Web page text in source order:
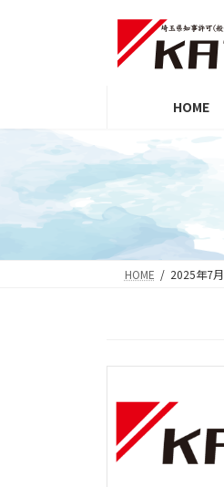
HOME
HOME 2025年7月